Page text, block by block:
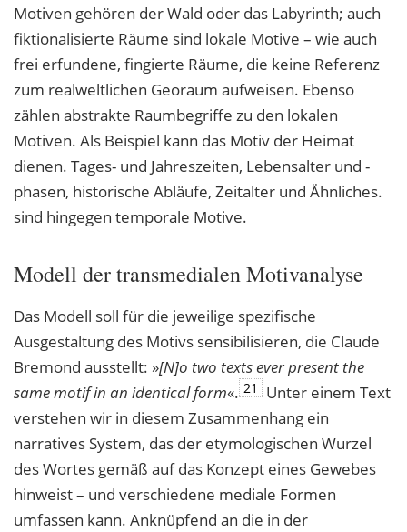
Motiven gehören der Wald oder das Labyrinth; auch
fiktionalisierte Räume sind lokale Motive – wie auch
frei erfundene, fingierte Räume, die keine Referenz
zum realweltlichen Georaum aufweisen. Ebenso
zählen abstrakte Raumbegriffe zu den lokalen
Motiven. Als Beispiel kann das Motiv der Heimat
dienen. Tages- und Jahreszeiten, Lebensalter und -
phasen, historische Abläufe, Zeitalter und Ähnliches.
sind hingegen temporale Motive.
Modell der transmedialen Motivanalyse
Das Modell soll für die jeweilige spezifische
Ausgestaltung des Motivs sensibilisieren, die Claude
Bremond ausstellt: »[N]o two texts ever present the
same motif in an identicalform«. 21
Unter einem Text
verstehen wir in diesem Zusammenhang ein
narratives System, das der etymologischen Wurzel
des Wortes gemäß auf das Konzept eines Gewebes
hinweist – und verschiedene mediale Formen
umfassen kann. Anknüpfend an die in der